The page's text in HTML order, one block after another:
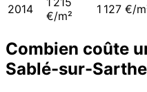
2014
€/m²
1 127 €/
Combien coûte
Sablé-sur-Sarthe